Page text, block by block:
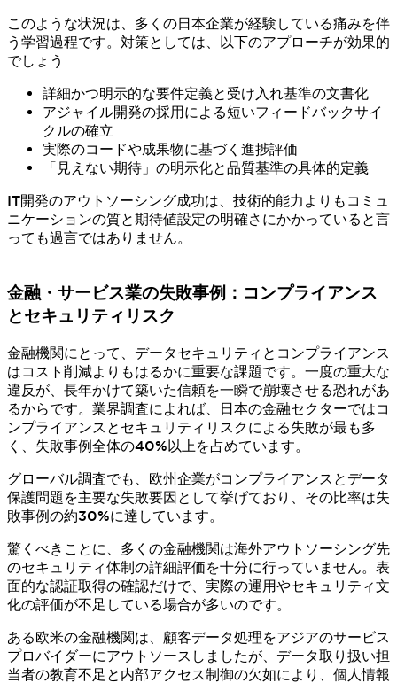
このような状況は、多くの日本企業が経験している痛みを伴
う学習過程です。対策としては、以下のアプローチが効果的
でしょう
詳細かつ明示的な要件定義と受け入れ基準の文書化
アジャイル開発の採用による短いフィードバックサイ
クルの確立
実際のコードや成果物に基づく進捗評価
「見えない期待」の明示化と品質基準の具体的定義
IT開発のアウトソーシング成功は、技術的能力よりもコミュ
ニケーションの質と期待値設定の明確さにかかっていると言
っても過言ではありません。
金融・サービス業の失敗事例：コンプライアンス
とセキュリティリスク
金融機関にとって、データセキュリティとコンプライアンス
はコスト削減よりもはるかに重要な課題です。一度の重大な
違反が、長年かけて築いた信頼を一瞬で崩壊させる恐れがあ
るからです。業界調査によれば、日本の金融セクターではコ
ンプライアンスとセキュリティリスクによる失敗が最も多
く、失敗事例全体の40%以上を占めています。
グローバル調査でも、欧州企業がコンプライアンスとデータ
保護問題を主要な失敗要因として挙げており、その比率は失
敗事例の約30%に達しています。
驚くべきことに、多くの金融機関は海外アウトソーシング先
のセキュリティ体制の詳細評価を十分に行っていません。表
面的な認証取得の確認だけで、実際の運用やセキュリティ文
化の評価が不足している場合が多いのです。
ある欧米の金融機関は、顧客データ処理をアジアのサービス
プロバイダーにアウトソースしましたが、データ取り扱い担
当者の教育不足と内部アクセス制御の欠如により、個人情報